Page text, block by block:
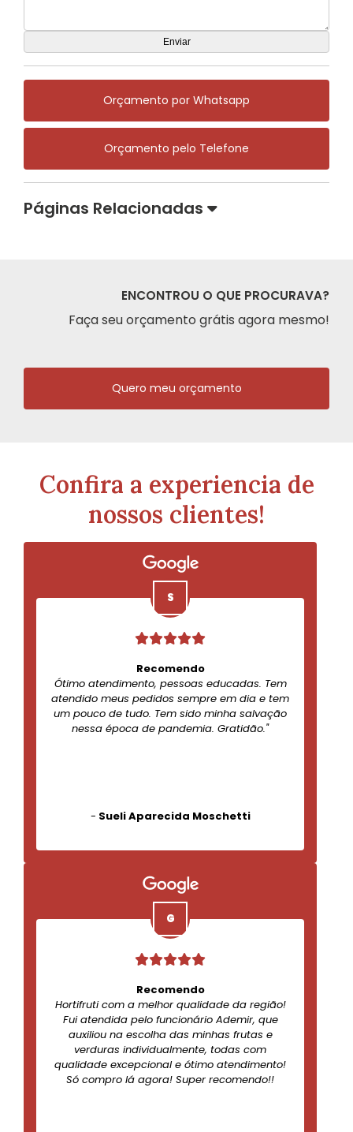
Orçamento por Whatsapp
Orçamento pelo Telefone
Páginas Relacionadas
ENCONTROU O QUE PROCURAVA?
Faça seu orçamento grátis agora mesmo!
Quero meu orçamento
Confira a experiencia de
nossos clientes!
Recomendo
Ótimo atendimento, pessoas educadas. Tem
atendido meus pedidos sempre em dia e tem
um pouco de tudo. Tem sido minha salvação
nessa época de pandemia. Gratidão."
- Sueli Aparecida Moschetti
Recomendo
Hortifruti com a melhor qualidade da região!
Fui atendida pelo funcionário Ademir, que
auxiliou na escolha das minhas frutas e
verduras individualmente, todas com
qualidade excepcional e ótimo atendimento!
Só compro lá agora! Super recomendo!!